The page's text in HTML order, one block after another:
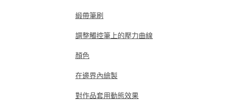
緞帶筆刷
調整觸控筆上的壓力曲線
顏色
在邊界內繪製
對作品套用動態效果